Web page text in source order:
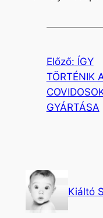
Előző: ÍGY
TÖRTÉNIK
GYÁRTÁSA
Kiáltó